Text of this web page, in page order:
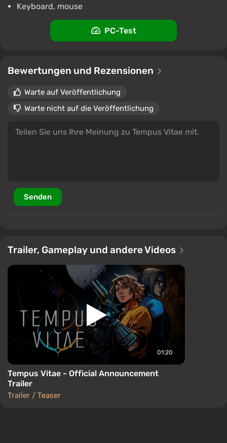
Keyboard, mouse
PC-Test
Bewertungen und Rezensionen
Warte auf Veröffentlichung
Warte nicht auf die Veröffentlichung
Senden
Trailer, Gameplay und andere Videos
01:20
Tempus Vitae - Official Announcement
Trailer
Trailer / Teaser